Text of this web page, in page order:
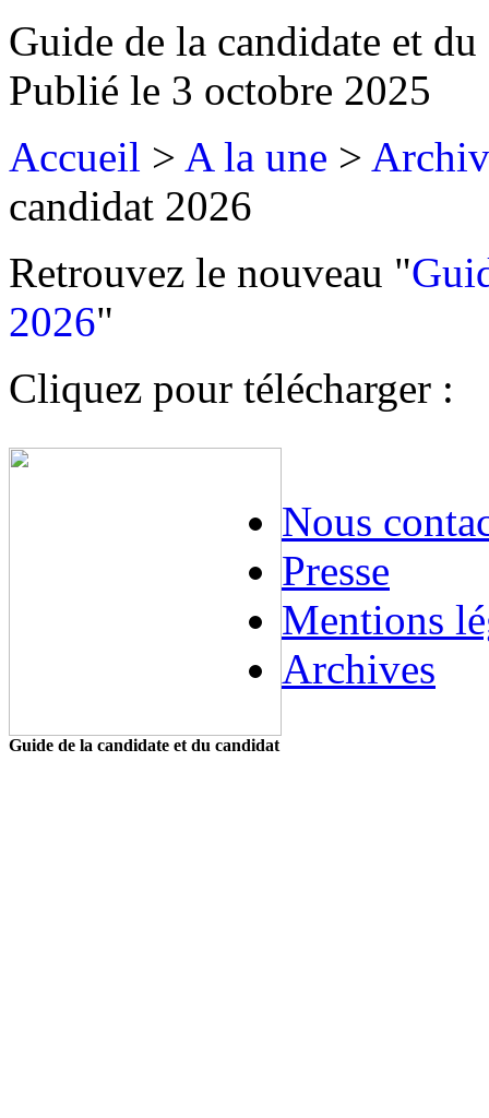
Guide de la candidate et
Publié le 3 octobre 2025
Accueil > A la une >
candidat 2026
Retrouvez le nouveau "
2026"
Cliquez pour télécharger :
Guide de la candidate et du candidat
Nous
Presse
Mentions
Archives